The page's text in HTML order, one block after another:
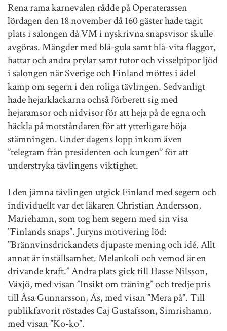
Rena rama karnevalen rådde på Operaterassen
lördagen den 18 november då 160 gäster hade tagit
plats i salongen då VM i nyskrivna snapsvisor skulle
avgöras. Mängder med blå-gula samt blå-vita flaggor,
hattar och andra prylar samt tutor och visselpipor ljöd
i salongen när Sverige och Finland möttes i ädel
kamp om segern i den roliga tävlingen. Sedvanligt
hade hejarklackarna ochså förberett sig med
hejaramsor och nidvisor för att heja på de egna och
häckla på motståndaren för att ytterligare höja
stämningen. Under dagens lopp inkom även
”telegram från presidenten och kungen” för att
understryka tävlingens viktighet.
I den jämna tävlingen utgick Finland med segern och
individuellt var det läkaren Christian Andersson,
Mariehamn, som tog hem segern med sin visa
”Finlands snaps”. Juryns motivering löd:
”Brännvinsdrickandets djupaste mening och idé. Allt
annat är inställsamhet. Melankoli och vemod är en
drivande kraft.” Andra plats gick till Hasse Nilsson,
Växjö, med visan ”Insikt om träning” och tredje pris
till Åsa Gunnarsson, Ås, med visan ”Mera på”. Till
publikfavorit röstades Caj Gustafsson, Simrishamn,
med visan ”Ko-ko”.